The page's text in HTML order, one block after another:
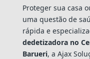
Proteger sua casa
uma questão de
rápida e
dedetizadora no
Barueri, a Ajax